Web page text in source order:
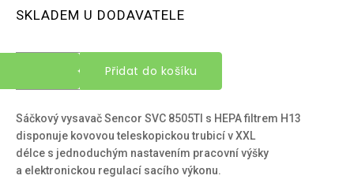
cena:
SKLADEM U DODAVATELE
Přidat do košíku
Sáčkový vysavač Sencor SVC 8505TI s HEPA filtrem H13
disponuje kovovou teleskopickou trubicí v XXL
délce s jednoduchým nastavením pracovní výšky
a elektronickou regulací sacího výkonu.